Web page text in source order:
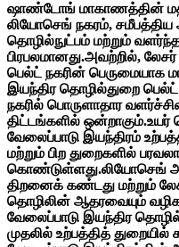
ஷாண்டோங் மாகாணத்தின்
லியோசெங் நகரம்,
தொழில்நுட்பம் மற்றும்
பிரபலமானது.அவற்றில்,
பெல்ட் நகரின் பெருமையாக
இயந்திர தொழில்துறை
நகரில் பொருளாதார
திட்டங்களில்
வேலைப்பாடு இயந்திரம்
மற்றும் பிற துறைகளில்
கொண்டுள்ளது.லியோசெங்
திறனைக் கண்டது மற்றும்
தொழிலின் ஆதரவையும்
வேலைப்பாடு இயந்திர
முதலில் உற்பத்தித் துறையில்